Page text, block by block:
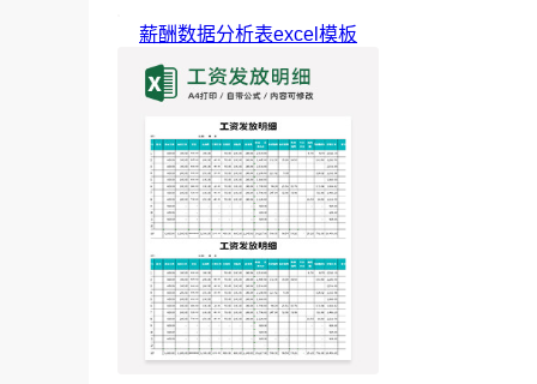
薪酬数据分析表excel模板